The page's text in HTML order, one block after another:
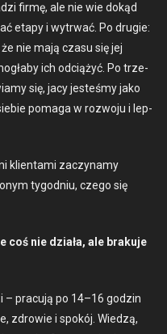
fir­mę, ale nie wie dokąd
etapy i wytr­wać. Po drugie:
nie mają cza­su się jej
ich odciążyć. Po trze­
się, jacy jesteśmy jako
poma­ga w roz­wo­ju i lep­
klien­ta­mi zaczy­namy
tygod­niu, czego się
coś nie dzi­ała, ale braku­je
– pracu­ją po 14–16 godzin
zdrowie i spokój. Wiedzą,